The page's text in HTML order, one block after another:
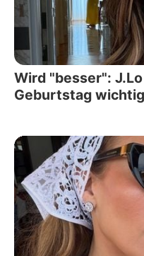
Wird "besser":
Geburtstag